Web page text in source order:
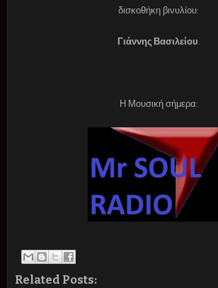
δισκοθήκη βινυλίου:
Γιάννης Βασιλείου
Η Μουσική σήμερα:
Related Posts: